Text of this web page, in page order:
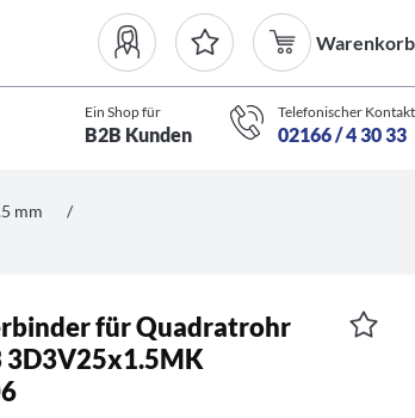
Warenkorb
Ein Shop für
B2B Kunden
Telefonischer Kontakt
02166 / 4 30 33
mm
/
für Quadratrohr
3D3V25x1.5MK